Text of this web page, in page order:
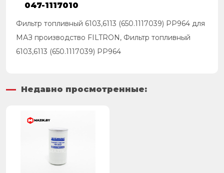
047-1117010
Фильтр топливный 6103,6113 (650.1117039) PP964 для
МАЗ производство FILTRON, Фильтр топливный
6103,6113 (650.1117039) PP964
Недавно просмотренные: